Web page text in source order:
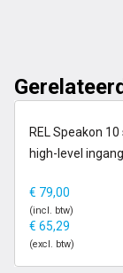
op voorraad
REL Speakon
high-level
€ 79,00
(incl. btw)
€ 65,29
(excl. btw)